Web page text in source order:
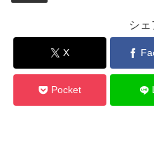
シェ
X
Pocket